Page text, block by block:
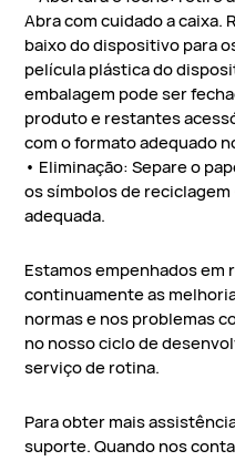
Abra com cuidado a caixa.
baixo do dispositivo para
película plástica do
embalagem pode ser
produto e restantes
com o formato adequado
• Eliminação: Separe o
os símbolos de
adequada.
Estamos empenhados em
continuamente as
normas e nos problemas
no nosso ciclo de
serviço de rotina.
Para obter mais
suporte. Quando nos